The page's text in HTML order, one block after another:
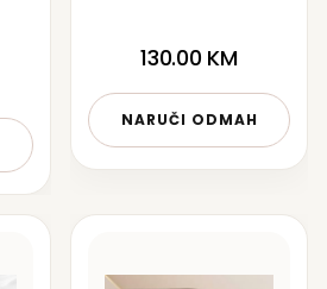
130.00 KM
NARUČI ODMAH